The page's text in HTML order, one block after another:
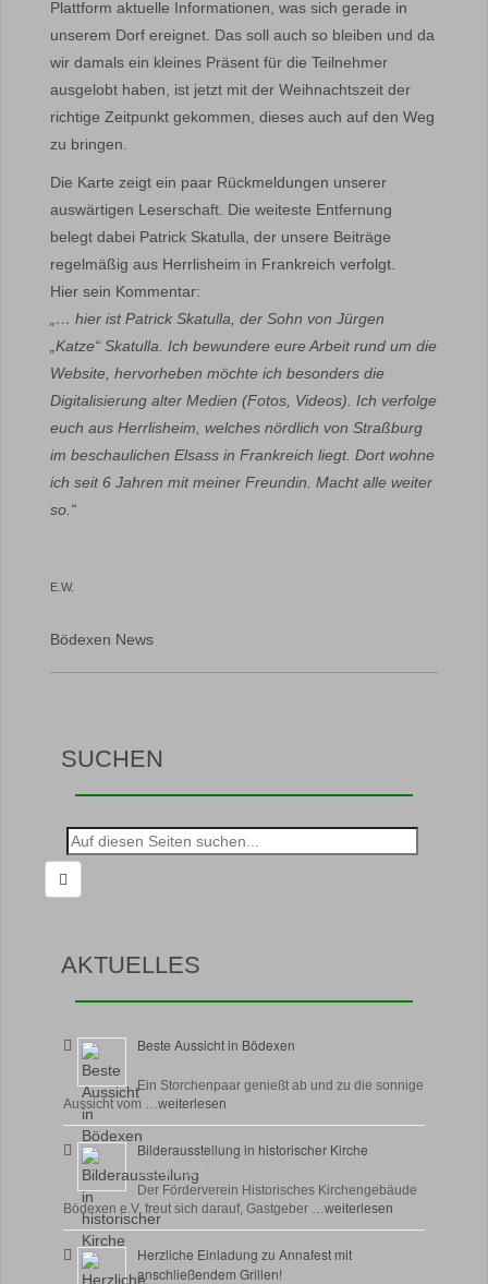
Plattform aktuelle Informationen, was sich gerade in
unserem Dorf ereignet. Das soll auch so bleiben und da
wir damals ein kleines Präsent für die Teilnehmer
ausgelobt haben, ist jetzt mit der Weihnachtszeit der
richtige Zeitpunkt gekommen, dieses auch auf den Weg
zu bringen.
Die Karte zeigt ein paar Rückmeldungen unserer
auswärtigen Leserschaft. Die weiteste Entfernung
belegt dabei Patrick Skatulla, der unsere Beiträge
regelmäßig aus Herrlisheim in Frankreich verfolgt.
Hier sein Kommentar:
„… hier ist Patrick Skatulla, der Sohn von Jürgen
„Katze“ Skatulla. Ich bewundere eure Arbeit rund um die
Website, hervorheben möchte ich besonders die
Digitalisierung alter Medien (Fotos, Videos). Ich verfolge
euch aus Herrlisheim, welches nördlich von Straßburg
im beschaulichen Elsass in Frankreich liegt. Dort wohne
ich seit 6 Jahren mit meiner Freundin. Macht alle weiter
so.“
E.W.
Bödexen News
SUCHEN
Suche
nach:
AKTUELLES
Beste Aussicht in Bödexen
Ein Storchenpaar genießt ab und zu die sonnige
Aussicht vom …weiterlesen
Bilderausstellung in historischer Kirche
30 Juli, 2026
Der Förderverein Historisches Kirchengebäude
Bödexen e.V. freut sich darauf, Gastgeber …weiterlesen
Herzliche Einladung zu Annafest mit
anschließendem Grillen!